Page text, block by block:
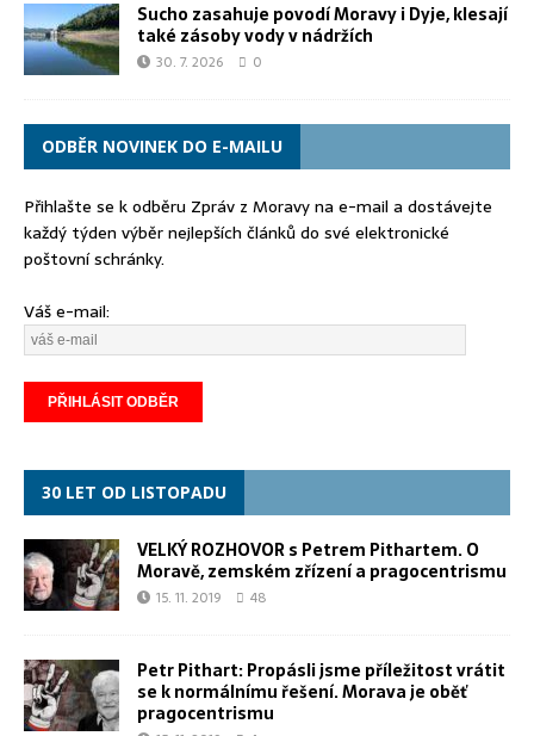
Sucho zasahuje povodí Moravy i Dyje, klesají
také zásoby vody v nádržích
30. 7. 2026 0
ODBĚR NOVINEK DO E-MAILU
Přihlašte se k odběru Zpráv z Moravy na e-mail a dostávejte
každý týden výběr nejlepších článků do své elektronické
poštovní schránky.
Váš e-mail:
30 LET OD LISTOPADU
VELKÝ ROZHOVOR s Petrem Pithartem. O
Moravě, zemském zřízení a pragocentrismu
15. 11. 2019 48
Petr Pithart: Propásli jsme příležitost vrátit
se k normálnímu řešení. Morava je oběť
pragocentrismu